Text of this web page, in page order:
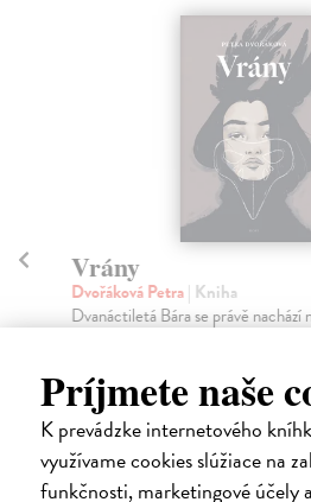
Príjmete naše
K prevádzke internetového
využívame cookies slúžiace na
funkčnosti, marketingové účely
Vrány
Dvořáková Petra| Kniha
Dvanáctiletá Bára se právě nachází
15,58 €
16,40 €